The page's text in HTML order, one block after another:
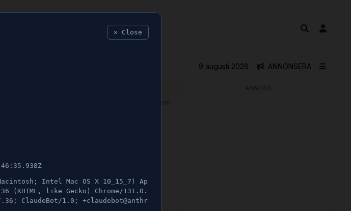
ANNONSERA
9 augusti 2026
✕ Close
Intel Mac OS X 10_15_7) Ap
(KHTML, like Gecko) Chrome/131.0.
ClaudeBot/1.0; +claudebot@anthr